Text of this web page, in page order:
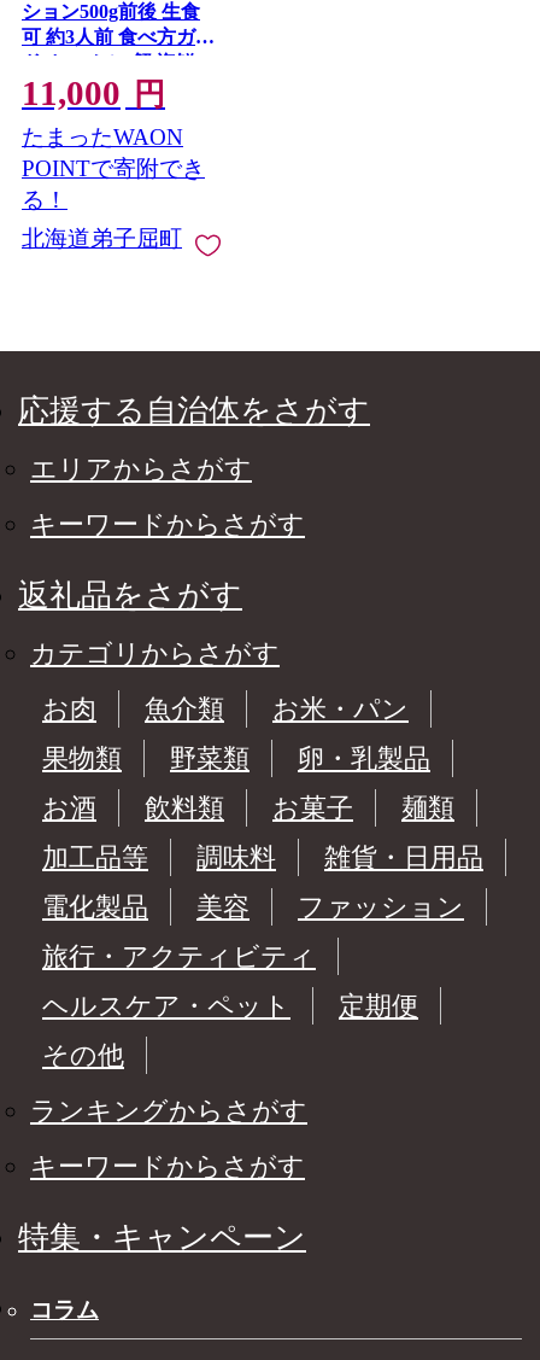
ション500g前後 生食
可 約3人前 食べ方ガイ
ド カニ かに 蟹 海鮮
鍋 しゃぶしゃぶ 紅 ズ
ワイガニ ずわいがに
ズワイ ずわい 期間限
定 数量限定 送料無料
北海道 弟子屈町
11,000 円
たまったWAON
POINTで寄附でき
る！
北海道弟子屈町
応援する自治体をさがす
エリアからさがす
キーワードからさがす
返礼品をさがす
カテゴリからさがす
お肉
魚介類
お米・パン
果物類
野菜類
卵・乳製品
お酒
飲料類 お菓子
麺類
加工品等
調味料
雑貨・日用品
電化製品
美容
ファッション
旅行・アクティビティ
ヘルスケア・ペット
定期便
その他
ランキングからさがす
キーワードからさがす
特集・キャンペーン
コラム